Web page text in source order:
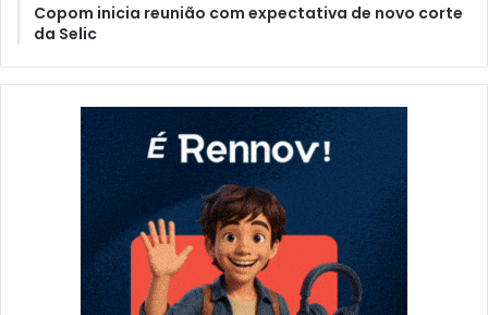
Copom inicia reunião com expectativa de novo corte
da Selic